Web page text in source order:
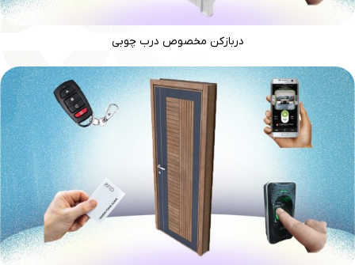
دربازکن مخصوص درب چوبی